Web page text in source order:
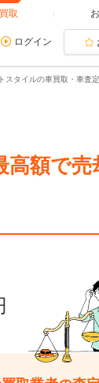
取
ログイン
スタイルの車買取・車査定
額で売